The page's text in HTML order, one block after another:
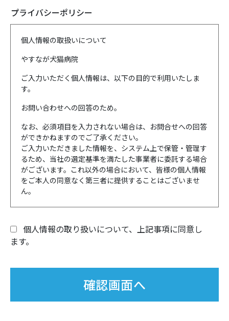
プライバシーポリシー
個人情報の取扱いについて
やすなが犬猫病院
ご入力いただく個人情報は、以下の目的で利用いたしま
す。
お問い合わせへの回答のため。
なお、必須項目を入力されない場合は、お問合せへの回答
ができかねますのでご了承ください。
ご入力いただきました情報を、システム上で保管・管理す
るため、当社の選定基準を満たした事業者に委託する場合
がございます。これ以外の場合において、皆様の個人情報
をご本人の同意なく第三者に提供することはございませ
ん。
個人情報の取り扱いについて、上記事項に同意し
ます。